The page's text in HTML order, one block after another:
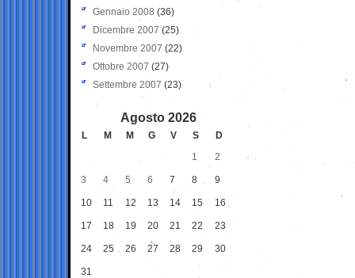
Gennaio 2008 (36)
Dicembre 2007 (25)
Novembre 2007 (22)
Ottobre 2007 (27)
Settembre 2007 (23)
Agosto 2026
L M M G V S
D
1
2
3 4 5 6 7 8 9
10 11 12 13 14 15 16
17 18 19 20 21 22 23
24 25 26 27 28 29 30
31